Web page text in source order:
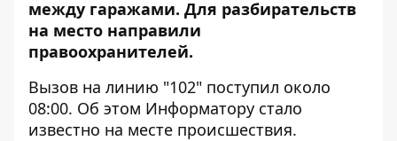
между гаражами. Для разбирательств
на место направили
правоохранителей.
Вызов на линию "102" поступил около
08:00. Об этом Информатору стало
известно на месте происшествия.